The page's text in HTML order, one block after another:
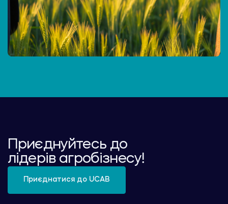
Приєднуйтесь до
лідерів агробізнесу!
Приєднатися до UCAB